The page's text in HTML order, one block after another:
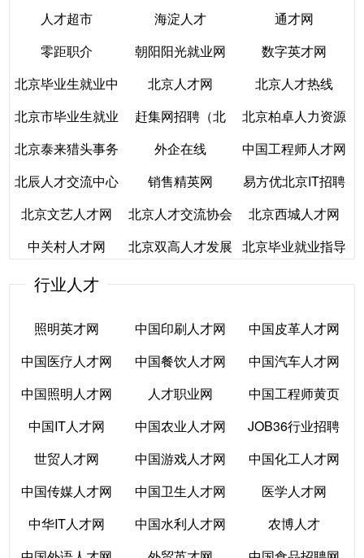
北京人事人才信息
网
北京教育人才网
北京科技人才网
IT人才专业网
人才超市
人才超市
海淀人才
海淀人才
通才网
通才网
零距职介
零距职介
朝阳阳光就业网
朝阳阳光就业网
数字英才网
数字英才网
北京毕业生就业中
心
北京毕业生就业中
心
北京人才网
北京人才网
北京人才热线
北京人才热线
北京市毕业生就业
信息网
北京市毕业生就业
信息网
赶集网招聘（北
京）
赶集网招聘（北
京）
北京柏卓人力资源
北京柏卓人力资源
北京泰来猎头事务
所
北京泰来猎头事务
所
外企在线
外企在线
中国工程师人才网
中国工程师人才网
北辰人才交流中心
北辰人才交流中心
销售精英网
销售精英网
易方优北京IT招聘
网
易方优北京IT招聘
网
北京文艺人才网
北京文艺人才网
北京人才交流协会
北京人才交流协会
北京西城人才网
北京西城人才网
中关村人才网
中关村人才网
北京双高人才发展 北京毕业就业指导
行业人才
照明英才网
照明英才网
中国印刷人才网
中国印刷人才网
中国皮革人才网
中国皮革人才网
中国医疗人才网
中国医疗人才网
中国餐饮人才网
中国餐饮人才网
中国汽车人才网
中国汽车人才网
中国照明人才网
中国照明人才网
人才职业网
人才职业网
中国工程师黄页
中国工程师黄页
中国IT人才网
中国IT人才网
中国农业人才网
中国农业人才网
JOB36行业招聘
JOB36行业招聘
世贸人才网
世贸人才网
中国游戏人才网
中国游戏人才网
中国化工人才网
中国化工人才网
中国传媒人才网
中国传媒人才网
中国卫生人才网
中国卫生人才网
医学人才网
医学人才网
中华IT人才网
中国水利人才网
农博人才